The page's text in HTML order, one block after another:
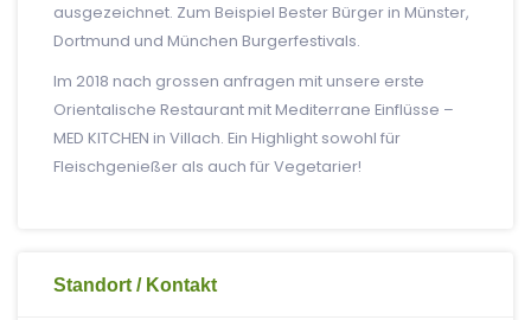
ausgezeichnet. Zum Beispiel Bester Bürger in Münster,
Dortmund und München Burgerfestivals.
Im 2018 nach grossen anfragen mit unsere erste
Orientalische Restaurant mit Mediterrane Einflüsse –
MED KITCHEN in Villach. Ein Highlight sowohl für
Fleischgenießer als auch für Vegetarier!
Standort / Kontakt